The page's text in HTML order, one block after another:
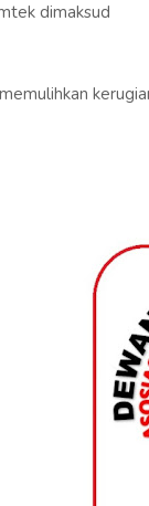
dimaksud